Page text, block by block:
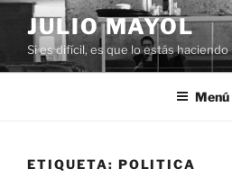
Saltar
contenido
JULIO MAYOL
Si es difícil, es que lo estás haciendo
Menú
ETIQUETA: POLITICA